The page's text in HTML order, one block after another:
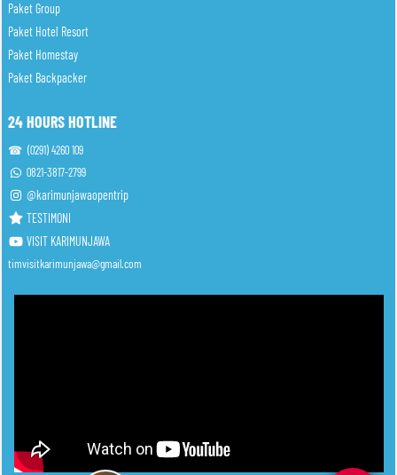
Paket Group
Paket Hotel Resort
Paket Homestay
Paket Backpacker
24 HOURS HOTLINE
☎ (0291) 4260 109
0821-3817-2799
@karimunjawaopentrip
TESTIMONI
VISIT KARIMUNJAWA
timvisitkarimunjawa@gmail.com